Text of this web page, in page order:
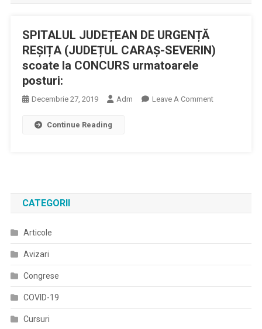
SPITALUL JUDEȚEAN DE URGENȚĂ
REȘIȚA (JUDEȚUL CARAȘ-SEVERIN)
scoate la CONCURS urmatoarele
posturi:
Decembrie 27, 2019 Adm Leave A CommentOn
CARAȘ-
CONCURS
Continue Reading
CATEGORII
Articole
Avizari
Congrese
COVID-19
Cursuri